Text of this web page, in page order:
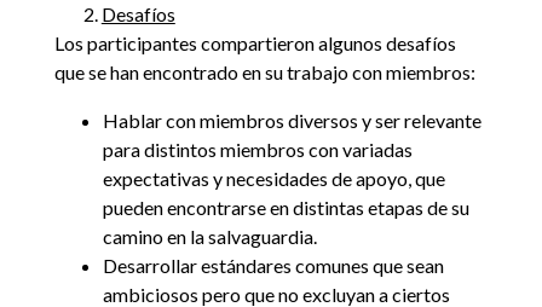
2. Desafíos
Los participantes compartieron algunos desafíos
que se han encontrado en su trabajo con miembros:
Hablar con miembros diversos y ser relevante
para distintos miembros con variadas
expectativas y necesidades de apoyo, que
pueden encontrarse en distintas etapas de su
camino en la salvaguardia.
Desarrollar estándares comunes que sean
ambiciosos pero que no excluyan a ciertos